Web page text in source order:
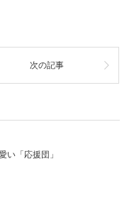
次の記事
「応援団」